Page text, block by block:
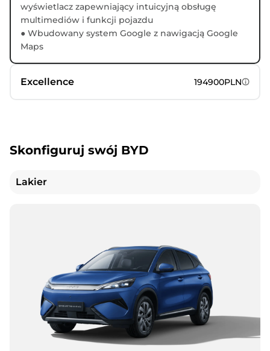
wyświetlacz zapewniający intuicyjną obsługę
multimediów i funkcji pojazdu
● Wbudowany system Google z nawigacją Google
Maps
Excellence 194900PLN
Skonfiguruj swój BYD
Lakier